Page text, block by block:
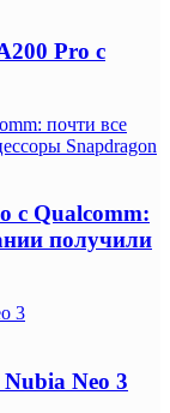
Pro с
почти все
Snapdragon
с Qualcomm:
получили
3
Neo 3